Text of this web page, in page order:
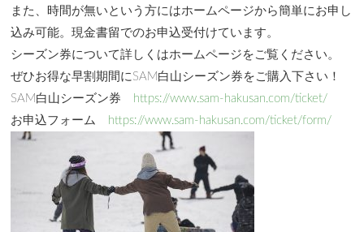
また、時間が無いという方にはホームページから簡単にお申し
込み可能。現金書留でのお申込受付けています。
シーズン券について詳しくはホームページをご覧ください。
ぜひお得な早割期間にSAM白山シーズン券をご購入下さい！
SAM白山シーズン券 https://www.sam-hakusan.com/ticket/
お申込フォーム https://www.sam-hakusan.com/ticket/form/